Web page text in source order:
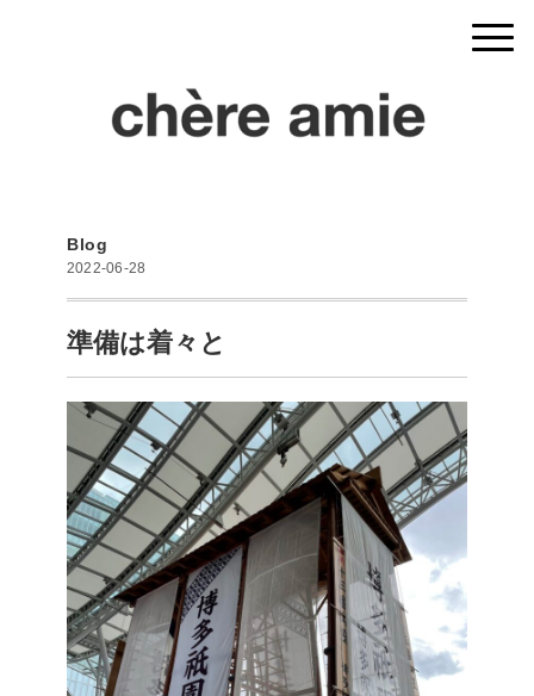
Blog
2022-06-28
準備は着々と